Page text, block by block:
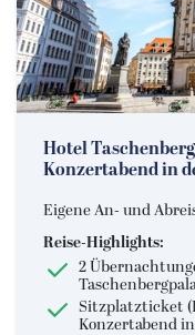
Eventreisen
Alleinreisende
Nord- & Ostsee
Kurzurlaub
Elbphilharmonie
Europa
Hotel
Konzertabend in
Eigene An- und
Reise-Highlights:
2
Sitzplatzticket
Konzertabend